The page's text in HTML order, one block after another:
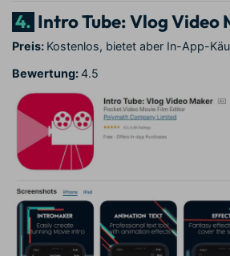
4. Intro Tube: Vlog Video
Preis: Kostenlos, bietet aber In-App-
Bewertung:4.5